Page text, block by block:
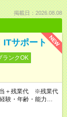
掲載日：2026.08.08
NEW
ITサポート
ランクOK
当＋残業代 ※残業代
・年齢・能力等を